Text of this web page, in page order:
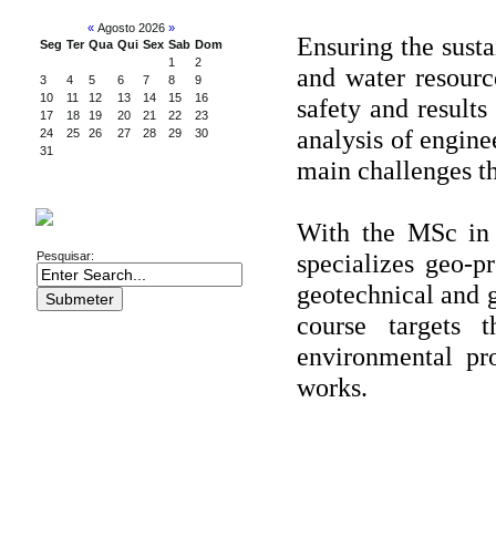
« Agosto 2026 »
Seg Ter Qua Qui Sex Sab Dom
1
2
3
4 5 6 7 8
9
10
11 12 13 14 15
16
17
18 19 20 21 22
23
24
25 26 27 28 29
30
31
Pesquisar:
Ensuring the
and water
safety and
analysis of
main challenges
With the MSc in
specializes geo-
geotechnical and
course targets
environmental
works.